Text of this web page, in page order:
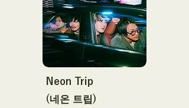
Neon Trip
(네온 트립)